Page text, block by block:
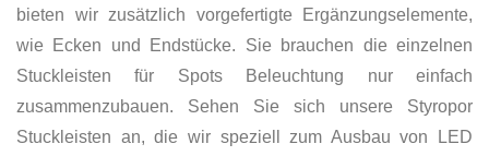
bieten wir zusätzlich vorgefertigte Ergänzungselemente,
wie Ecken und Endstücke. Sie brauchen die einzelnen
Stuckleisten für Spots Beleuchtung nur einfach
zusammenzubauen. Sehen Sie sich unsere Styropor
Stuckleisten an, die wir speziell zum Ausbau von LED